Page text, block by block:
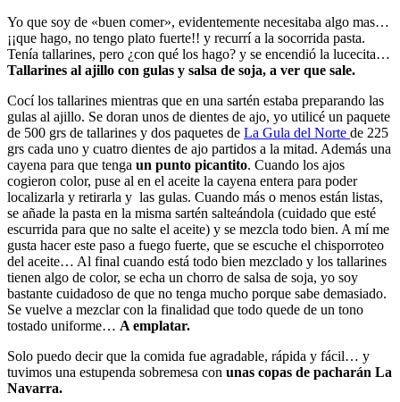
Yo que soy de «buen comer», evidentemente necesitaba algo mas…
¡¡que hago, no tengo plato fuerte!! y recurrí a la socorrida pasta.
Tenía tallarines, pero ¿con qué los hago? y se encendió la lucecita…
Tallarines al ajillo con gulas y salsa de soja, a ver que sale.
Cocí los tallarines mientras que en una sartén estaba preparando las
gulas al ajillo. Se doran unos de dientes de ajo, yo utilicé un paquete
de 500 grs de tallarines y dos paquetes de La Gula del Norte de 225
grs cada uno y cuatro dientes de ajo partidos a la mitad. Además una
cayena para que tenga un punto picantito. Cuando los ajos
cogieron color, puse al en el aceite la cayena entera para poder
localizarla y retirarla y las gulas. Cuando más o menos están listas,
se añade la pasta en la misma sartén salteándola (cuidado que esté
escurrida para que no salte el aceite) y se mezcla todo bien. A mí me
gusta hacer este paso a fuego fuerte, que se escuche el chisporroteo
del aceite… Al final cuando está todo bien mezclado y los tallarines
tienen algo de color, se echa un chorro de salsa de soja, yo soy
bastante cuidadoso de que no tenga mucho porque sabe demasiado.
Se vuelve a mezclar con la finalidad que todo quede de un tono
tostado uniforme… A emplatar.
Solo puedo decir que la comida fue agradable, rápida y fácil… y
tuvimos una estupenda sobremesa con unas copas de pacharán La
Navarra.